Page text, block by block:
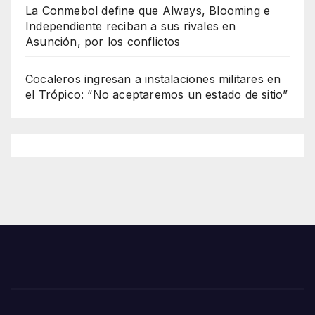
La Conmebol define que Always, Blooming e
Independiente reciban a sus rivales en
Asunción, por los conflictos
Cocaleros ingresan a instalaciones militares en
el Trópico: “No aceptaremos un estado de sitio”